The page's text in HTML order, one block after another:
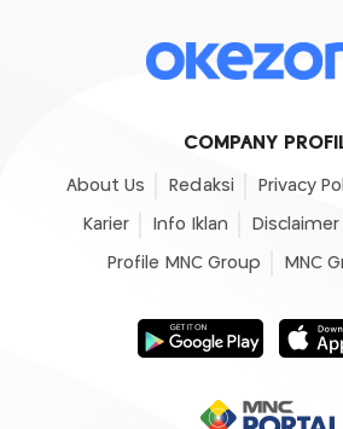
COMPANY
About Us Redaksi Privacy
Karier Info Iklan Disclaimer
Profile MNC Group MNC